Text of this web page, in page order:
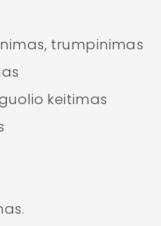
trumpinimas
keitimas